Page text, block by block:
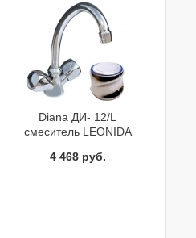
Diana ДИ- 12/L
смеситель LEONIDA
4 468 руб.